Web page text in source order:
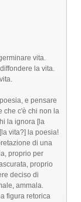
vita.
la vita.
e pensare
che c'è chi non la
la ignora [la
vita?] la poesia!
di una
proprio per
proprio
deciso di
ammala.
figura retorica